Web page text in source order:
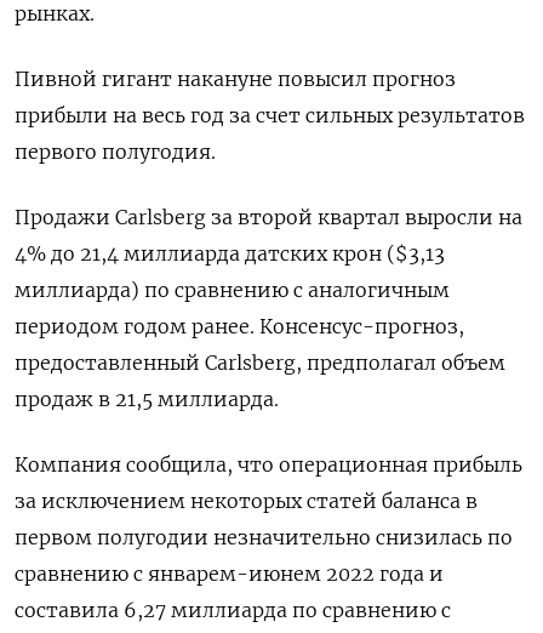
рынках.
Пивной гигант накануне повысил прогноз
прибыли на весь год за счет сильных результатов
первого полугодия.
Продажи Carlsberg за второй квартал выросли на
4% до 21,4 миллиарда датских крон ($3,13
миллиарда) по сравнению с аналогичным
периодом годом ранее. Консенсус-прогноз,
предоставленный Carlsberg, предполагал объем
продаж в 21,5 миллиарда.
Компания сообщила, что операционная прибыль
за исключением некоторых статей баланса в
первом полугодии незначительно снизилась по
сравнению с январем-июнем 2022 года и
составила 6,27 миллиарда по сравнению с